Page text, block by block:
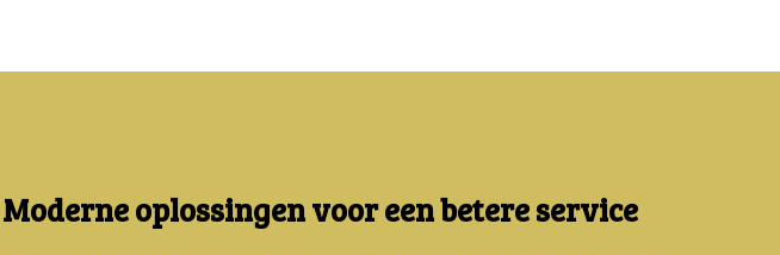
Moderne oplossingen voor een betere service